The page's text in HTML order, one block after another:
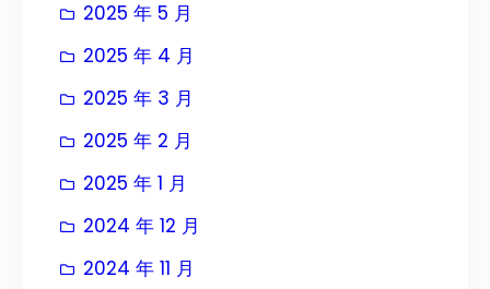
2025 年 5 月
2025 年 4 月
2025 年 3 月
2025 年 2 月
2025 年 1 月
2024 年 12 月
2024 年 11 月